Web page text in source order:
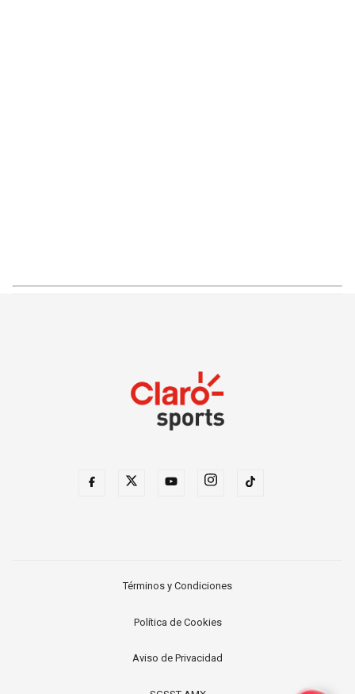
Términos y Condiciones
Política de Cookies
Aviso de Privacidad